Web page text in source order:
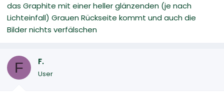
das Graphite mit einer heller glänzenden (je nach
Lichteinfall) Grauen Rückseite kommt und auch die
Bilder nichts verfälschen
F F.
User